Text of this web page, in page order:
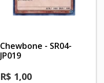
Chewbone - SR04-
JP019
R$ 1,00